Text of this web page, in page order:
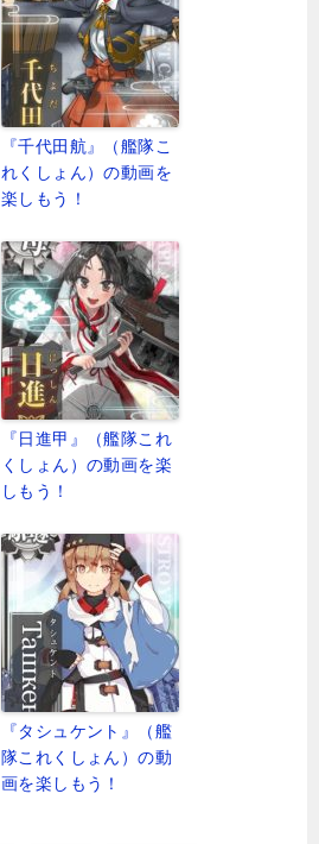
『千代田航』（艦隊こ
れくしょん）の動画を
楽しもう！
『日進甲』（艦隊これ
くしょん）の動画を楽
しもう！
『タシュケント』（艦
隊これくしょん）の動
画を楽しもう！